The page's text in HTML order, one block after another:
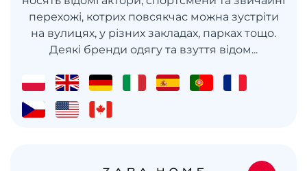
перехожі, котрих повсякчас можна зустріти
на вулицях, у різних закладах, парках тощо.
Деякі бренди одягу та взуття відом...